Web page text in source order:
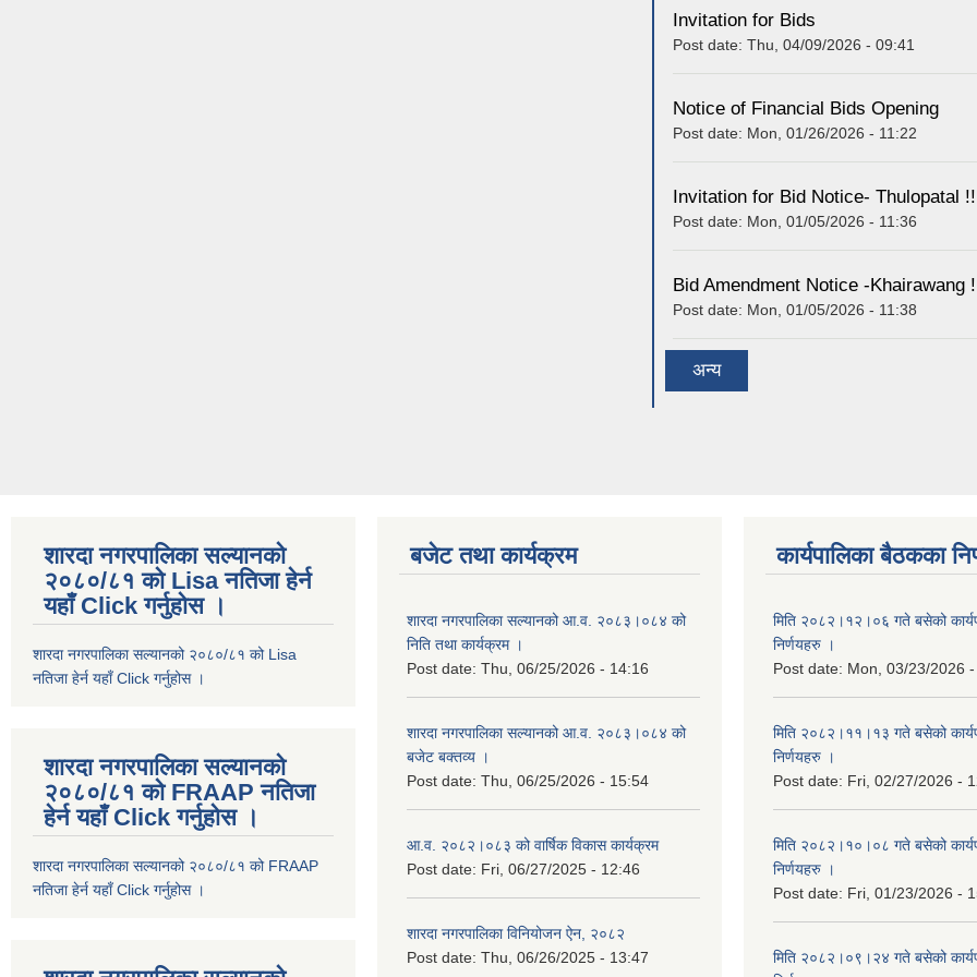
Invitation for Bids
Post date: Thu, 04/09/2026 - 09:41
Notice of Financial Bids Opening
Post date: Mon, 01/26/2026 - 11:22
Invitation for Bid Notice- Thulopatal
Post date: Mon, 01/05/2026 - 11:36
Bid Amendment Notice -Khairawang
Post date: Mon, 01/05/2026 - 11:38
अन्य
शारदा नगरपालिका सल्यानको
२०८०/८१ को Lisa नतिजा हेर्न
यहाँ Click गर्नुहोस ।
शारदा नगरपालिका सल्यानको २०८०/८१ को Lisa
नतिजा हेर्न यहाँ Click गर्नुहोस ।
शारदा नगरपालिका सल्यानको
२०८०/८१ को FRAAP नतिजा
हेर्न यहाँ Click गर्नुहोस ।
शारदा नगरपालिका सल्यानको २०८०/८१ को FRAAP
नतिजा हेर्न यहाँ Click गर्नुहोस ।
बजेट तथा कार्यक्रम
शारदा नगरपालिका सल्यानको आ.व. २०८३।०८४ को
निति तथा कार्यक्रम ।
Post date: Thu, 06/25/2026 - 14:16
शारदा नगरपालिका सल्यानको आ.व. २०८३।०८४ को
बजेट बक्तव्य ।
Post date: Thu, 06/25/2026 - 15:54
आ.व. २०८२।०८३ को वार्षिक विकास कार्यक्रम
Post date: Fri, 06/27/2025 - 12:46
शारदा नगरपालिका विनियोजन ऐन, २०८२
Post date: Thu, 06/26/2025 - 13:47
कार्यपालिका बैठकका
मिति २०८२।१२।०६ गते बसेको
निर्णयहरु ।
Post date: Mon, 03/23/2026
मिति २०८२।११।१३ गते बसेको
निर्णयहरु ।
Post date: Fri, 02/27/2026 -
मिति २०८२।१०।०८ गते बसेको
निर्णयहरु ।
Post date: Fri, 01/23/2026 -
मिति २०८२।०९।२४ गते बसेको